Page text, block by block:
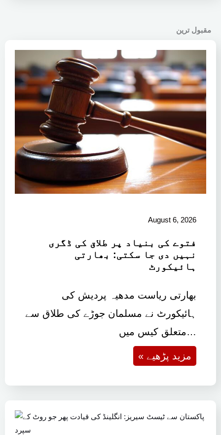
مقبول ترین
August 6, 2026
فتوے کی بنیاد پر طلاق کی ڈگری
نہیں دی جا سکتی: بھارتی
ہائیکورٹ
بھارتی ریاست مدھیہ پردیش کی
ہائیکورٹ نے مسلمان جوڑے کی طلاق سے
متعلق کیس میں…
« مزید پڑھیے